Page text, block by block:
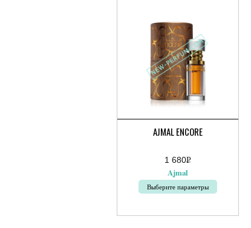
AJMAL ENCORE
1 680Р
УБ.
Ajmal
Выберите параметры
товар